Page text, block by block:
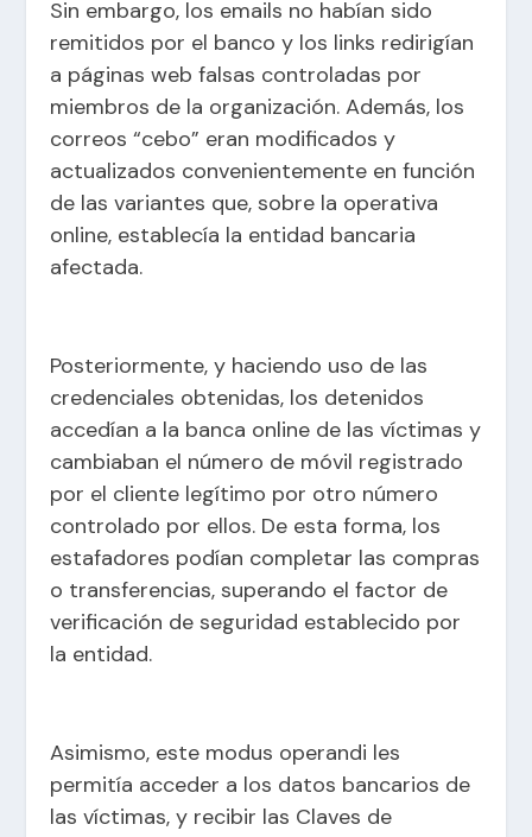
Sin embargo, los emails no habían sido
remitidos por el banco y los links redirigían
a páginas web falsas controladas por
miembros de la organización. Además, los
correos “cebo” eran modificados y
actualizados convenientemente en función
de las variantes que, sobre la operativa
online, establecía la entidad bancaria
afectada.
Posteriormente, y haciendo uso de las
credenciales obtenidas, los detenidos
accedían a la banca online de las víctimas y
cambiaban el número de móvil registrado
por el cliente legítimo por otro número
controlado por ellos. De esta forma, los
estafadores podían completar las compras
o transferencias, superando el factor de
verificación de seguridad establecido por
la entidad.
Asimismo, este modus operandi les
permitía acceder a los datos bancarios de
las víctimas, y recibir las Claves de